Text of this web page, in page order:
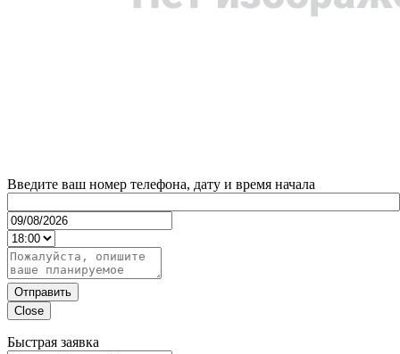
Введите ваш номер телефона, дату и время начала
Отправить
Close
Быстрая заявка